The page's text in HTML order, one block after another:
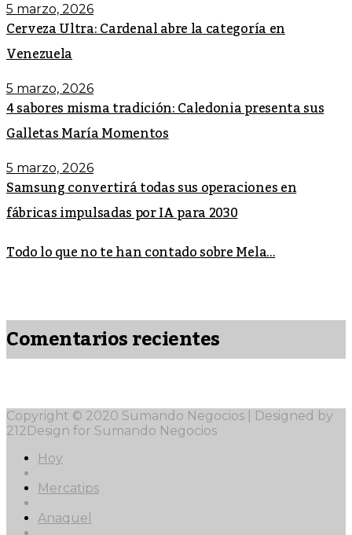
5 marzo, 2026
Cerveza Ultra: Cardenal abre la categoría en
Venezuela
5 marzo, 2026
4 sabores misma tradición: Caledonia presenta sus
Galletas María Momentos
5 marzo, 2026
Samsung convertirá todas sus operaciones en
fábricas impulsadas por IA para 2030
Todo lo que no te han contado sobre Mela...
Comentarios recientes
Copyright © 2020 Sumando Negocios | Designed by
212Design for Sumando Negocios
Hoy
Mercatips
Anaquel